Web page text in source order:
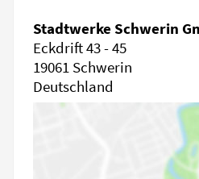
Stadtwerke Schwerin
Eckdrift 43 - 45
19061 Schwerin
Deutschland